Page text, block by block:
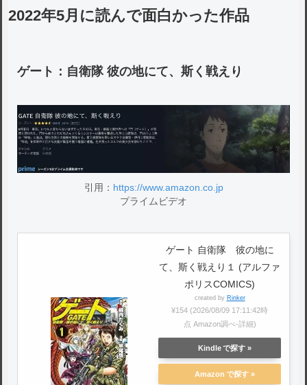
2022年5月に読んで面白かった作品
ゲート：自衛隊 彼の地にて、斯く戦えり
引用： https://www.amazon.co.jp
プライムビデオ
ゲート 自衛隊 彼の地に
て、斯く戦えり１ (アルファ
ポリスCOMICS)
created by Rinker
¥154 (2026/08/09 17:11:42時
点 Amazon調べ-詳細)
Kindle
Amazon